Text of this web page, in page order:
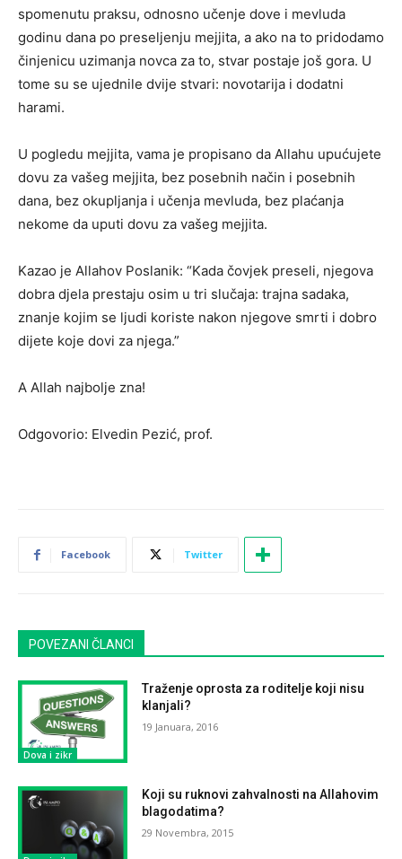
spomenutu praksu, odnosno učenje dove i mevluda
godinu dana po preseljenju mejjita, a ako na to pridodamo
činjenicu uzimanja novca za to, stvar postaje još gora. U
tome su se ujednile dvije stvari: novotarija i dodatni
harami.
U pogledu mejjita, vama je propisano da Allahu upućujete
dovu za vašeg mejjita, bez posebnih način i posebnih
dana, bez okupljanja i učenja mevluda, bez plaćanja
nekome da uputi dovu za vašeg mejjita.
Kazao je Allahov Poslanik: “Kada čovjek preseli, njegova
dobra djela prestaju osim u tri slučaja: trajna sadaka,
znanje kojim se ljudi koriste nakon njegove smrti i dobro
dijete koje dovi za njega.”
A Allah najbolje zna!
Odgovorio: Elvedin Pezić, prof.
Facebook Twitter
POVEZANI ČLANCI
Dova i zikr
Traženje oprosta za roditelje koji nisu
klanjali?
19 Januara, 2016
Koji su ruknovi zahvalnosti na Allahovim
blagodatima?
29 Novembra, 2015